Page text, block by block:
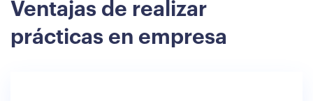
Ventajas de realizar
prácticas en empresa